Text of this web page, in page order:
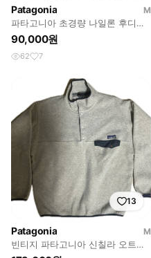
Patagonia
M
파타고니아 초경량 나일론 후디니
바람막이 자켓
90,000원
62 7
13
Patagonia
M
빈티지 파타고니아 신칠라 오트밀